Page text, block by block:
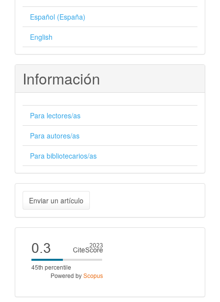
Español (España)
English
Información
Para lectores/as
Para autores/as
Para bibliotecarios/as
Enviar
un
artículo
Enviar un artículo
Cite
score